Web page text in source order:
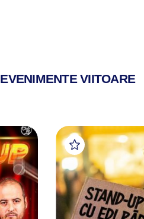
EVENIMENTE VIITOARE